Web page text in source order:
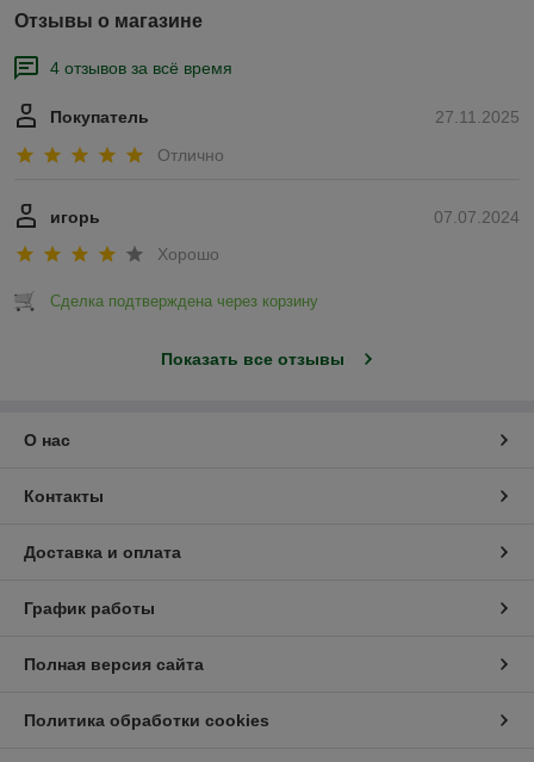
Отзывы о магазине
4 отзывов за всё время
27.11.2025
Покупатель
Отлично
07.07.2024
игорь
Хорошо
Сделка подтверждена через корзину
Показать все отзывы
О нас
Контакты
Доставка и оплата
График работы
Полная версия сайта
Политика обработки cookies